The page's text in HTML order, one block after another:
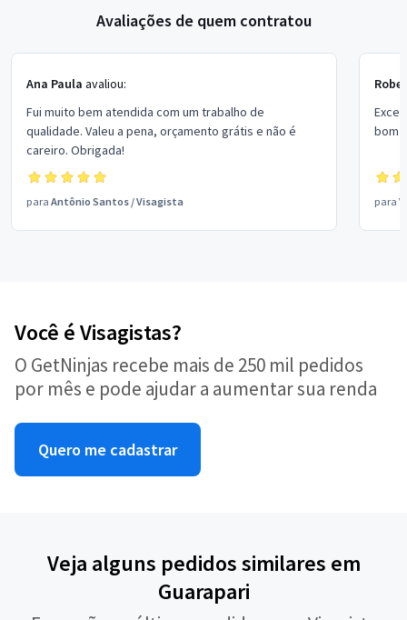
Avaliações de quem contratou
Ana Paula avaliou:
Fui muito bem atendida com um trabalho de
qualidade. Valeu a pena, orçamento grátis e não é
careiro. Obrigada!
para Antônio Santos /Visagista
bom
para
Você é Visagistas?
O GetNinjas recebe mais de 250 mil pedidos
por mês e pode ajudar a aumentar sua renda
Quero me cadastrar
Veja alguns pedidos similares em
Guarapari